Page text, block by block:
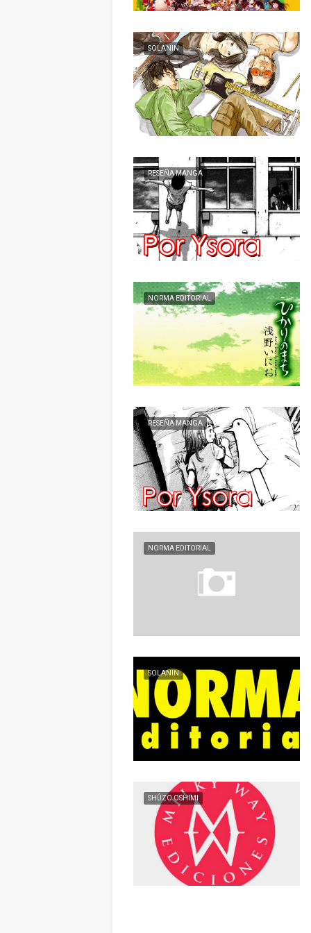
SOLANIN
RESEÑA MANGA
NORMA EDITORIAL
RESEÑA MANGA
NORMA EDITORIAL
SOLANIN
SHÛZO OSHIMI